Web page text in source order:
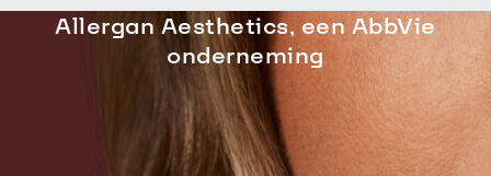
Allergan Aesthetics, een AbbVie
onderneming